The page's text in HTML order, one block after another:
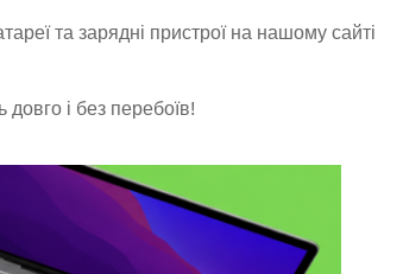
та зарядні пристрої на нашому сайті
і без перебоїв!